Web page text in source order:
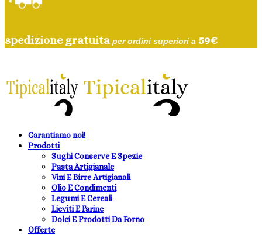
spedizione gratuita per ordini superiori a 59€
Garantiamo noi!
Prodotti
Sughi Conserve E Spezie
Pasta Artigianale
Vini E Birre Artigianali
Olio E Condimenti
Legumi E Cereali
Lieviti E Farine
Dolci E Prodotti Da Forno
Offerte